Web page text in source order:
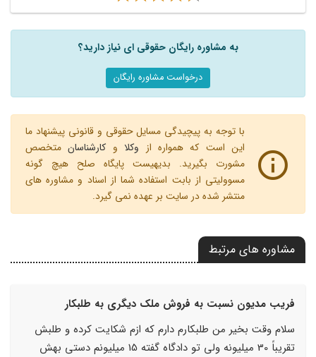
به مشاوره رایگان حقوقی ای نیاز دارید؟
درخواست مشاوره رایگان
با توجه به پیچیدگی مسایل حقوقی و قانونی پیشنهاد ما
این است که همواره از وکلاو کارشناسانمتخصص
مشورت بگیرید. بدیهیست پایگاه صلح هیچ گونه
مسوولیتی از بابت استفاده شما از اسناد و مشاوره های
منتشر شده در سایت بر عهده نمی گیرد.
مشاوره های مرتبط
فریب مدیون نسبت به فروش ملک دیگری به طلبکار
سلام وقت بخیر من طلبکارم دارم که ازم شکایت کرده و طلبش
تقریباً 30 میلیونه ولی تو دادگاه گفته 15 میلیونم دستی بهش